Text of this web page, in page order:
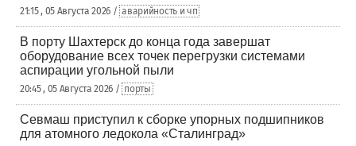
21:15 , 05 Августа 2026 / аварийность и чп
В порту Шахтерск до конца года завершат
оборудование всех точек перегрузки системами
аспирации угольной пыли
20:45 , 05 Августа 2026 / порты
Севмаш приступил к сборке упорных подшипников
для атомного ледокола «Сталинград»